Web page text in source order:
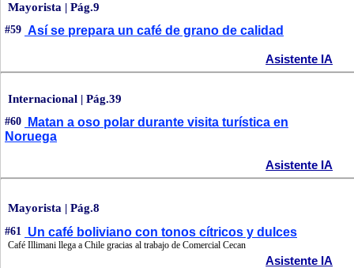
Mayorista | Pág.9
#59 Así se prepara un café de grano de calidad
Asistente IA
Internacional | Pág.39
#60
Matan a oso polar durante visita turística en
Noruega
Asistente IA
Mayorista | Pág.8
#61 Un café boliviano con tonos cítricos y dulces
Café Illimani llega a Chile gracias al trabajo de Comercial Cecan
Asistente IA